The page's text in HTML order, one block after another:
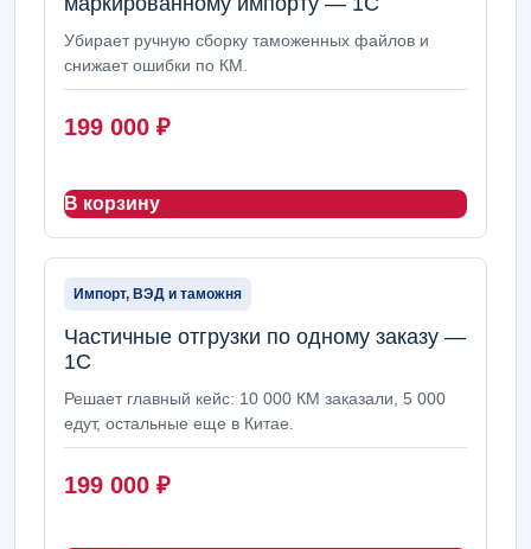
Убирает ручную сборку таможенных файлов и
снижает ошибки по КМ.
199 000 ₽
В корзину
Импорт, ВЭД и таможня
Частичные отгрузки по одному заказу —
1С
Решает главный кейс: 10 000 КМ заказали, 5 000
едут, остальные еще в Китае.
199 000 ₽